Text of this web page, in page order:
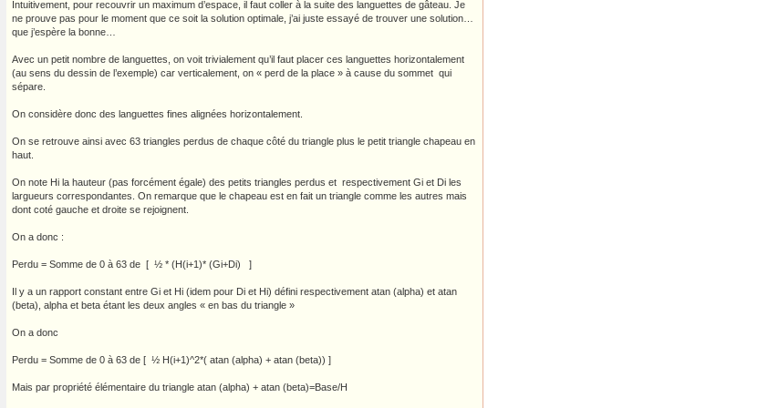
Intuitivement, pour recouvrir un maximum d’espace, il faut coller à la suite des languettes de gâteau. Je
ne prouve pas pour le moment que ce soit la solution optimale, j’ai juste essayé de trouver une solution…
que j’espère la bonne…
Avec un petit nombre de languettes, on voit trivialement qu’il faut placer ces languettes horizontalement
(au sens du dessin de l’exemple) car verticalement, on « perd de la place » à cause du sommet qui
sépare.
On considère donc des languettes fines alignées horizontalement.
On se retrouve ainsi avec 63 triangles perdus de chaque côté du triangle plus le petit triangle chapeau en
haut.
On note Hi la hauteur (pas forcément égale) des petits triangles perdus et respectivement Gi et Di les
largueurs correspondantes. On remarque que le chapeau est en fait un triangle comme les autres mais
dont coté gauche et droite se rejoignent.
On a donc :
Perdu = Somme de 0 à 63 de [ ½ * (H(i+1)* (Gi+Di) ]
Il y a un rapport constant entre Gi et Hi (idem pour Di et Hi) défini respectivement atan (alpha) et atan
(beta), alpha et beta étant les deux angles « en bas du triangle »
On a donc
Perdu = Somme de 0 à 63 de [ ½ H(i+1)^2*( atan (alpha) + atan (beta)) ]
Mais par propriété élémentaire du triangle atan (alpha) + atan (beta)=Base/H